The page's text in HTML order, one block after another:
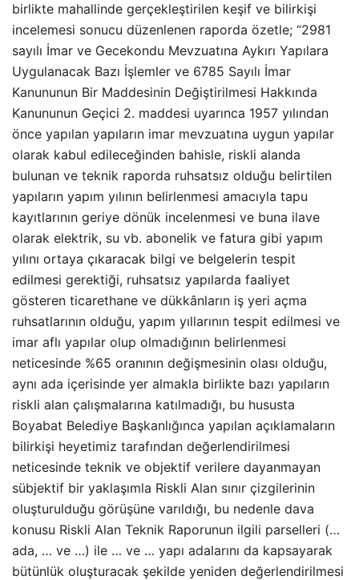
birlikte mahallinde gerçekleştirilen keşif ve bilirkişi
incelemesi sonucu düzenlenen raporda özetle; “2981
sayılı İmar ve Gecekondu Mevzuatına Aykırı Yapılara
Uygulanacak Bazı İşlemler ve 6785 Sayılı İmar
Kanununun Bir Maddesinin Değiştirilmesi Hakkında
Kanununun Geçici 2. maddesi uyarınca 1957 yılından
önce yapılan yapıların imar mevzuatına uygun yapılar
olarak kabul edileceğinden bahisle, riskli alanda
bulunan ve teknik raporda ruhsatsız olduğu belirtilen
yapıların yapım yılının belirlenmesi amacıyla tapu
kayıtlarının geriye dönük incelenmesi ve buna ilave
olarak elektrik, su vb. abonelik ve fatura gibi yapım
yılını ortaya çıkaracak bilgi ve belgelerin tespit
edilmesi gerektiği, ruhsatsız yapılarda faaliyet
gösteren ticarethane ve dükkânların iş yeri açma
ruhsatlarının olduğu, yapım yıllarının tespit edilmesi ve
imar aflı yapılar olup olmadığının belirlenmesi
neticesinde %65 oranının değişmesinin olası olduğu,
aynı ada içerisinde yer almakla birlikte bazı yapıların
riskli alan çalışmalarına katılmadığı, bu hususta
Boyabat Belediye Başkanlığınca yapılan açıklamaların
bilirkişi heyetimiz tarafından değerlendirilmesi
neticesinde teknik ve objektif verilere dayanmayan
sübjektif bir yaklaşımla Riskli Alan sınır çizgilerinin
oluşturulduğu görüşüne varıldığı, bu nedenle dava
konusu Riskli Alan Teknik Raporunun ilgili parselleri (…
ada, … ve …) ile … ve … yapı adalarını da kapsayarak
bütünlük oluşturacak şekilde yeniden değerlendirilmesi